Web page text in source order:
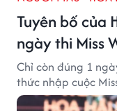
Tuyên bố của
ngày thi Miss
Chỉ còn đúng 1
thức nhập cuộc